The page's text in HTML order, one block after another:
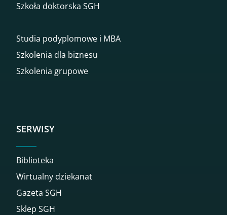
Szkoła doktorska SGH
Studia podyplomowe i MBA
Szkolenia dla biznesu
Szkolenia grupowe
SERWISY
Biblioteka
Wirtualny dziekanat
Gazeta SGH
Sklep SGH